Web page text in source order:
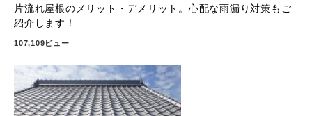
片流れ屋根のメリット・デメリット。心配な雨漏り対策もご
紹介します！
107,109ビュー